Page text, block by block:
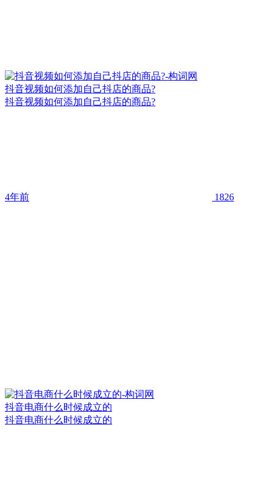
抖音视频如何添加自己抖店的商品?
抖音视频如何添加自己抖店的商品?
4年前 1826
抖音电商什么时候成立的
抖音电商什么时候成立的